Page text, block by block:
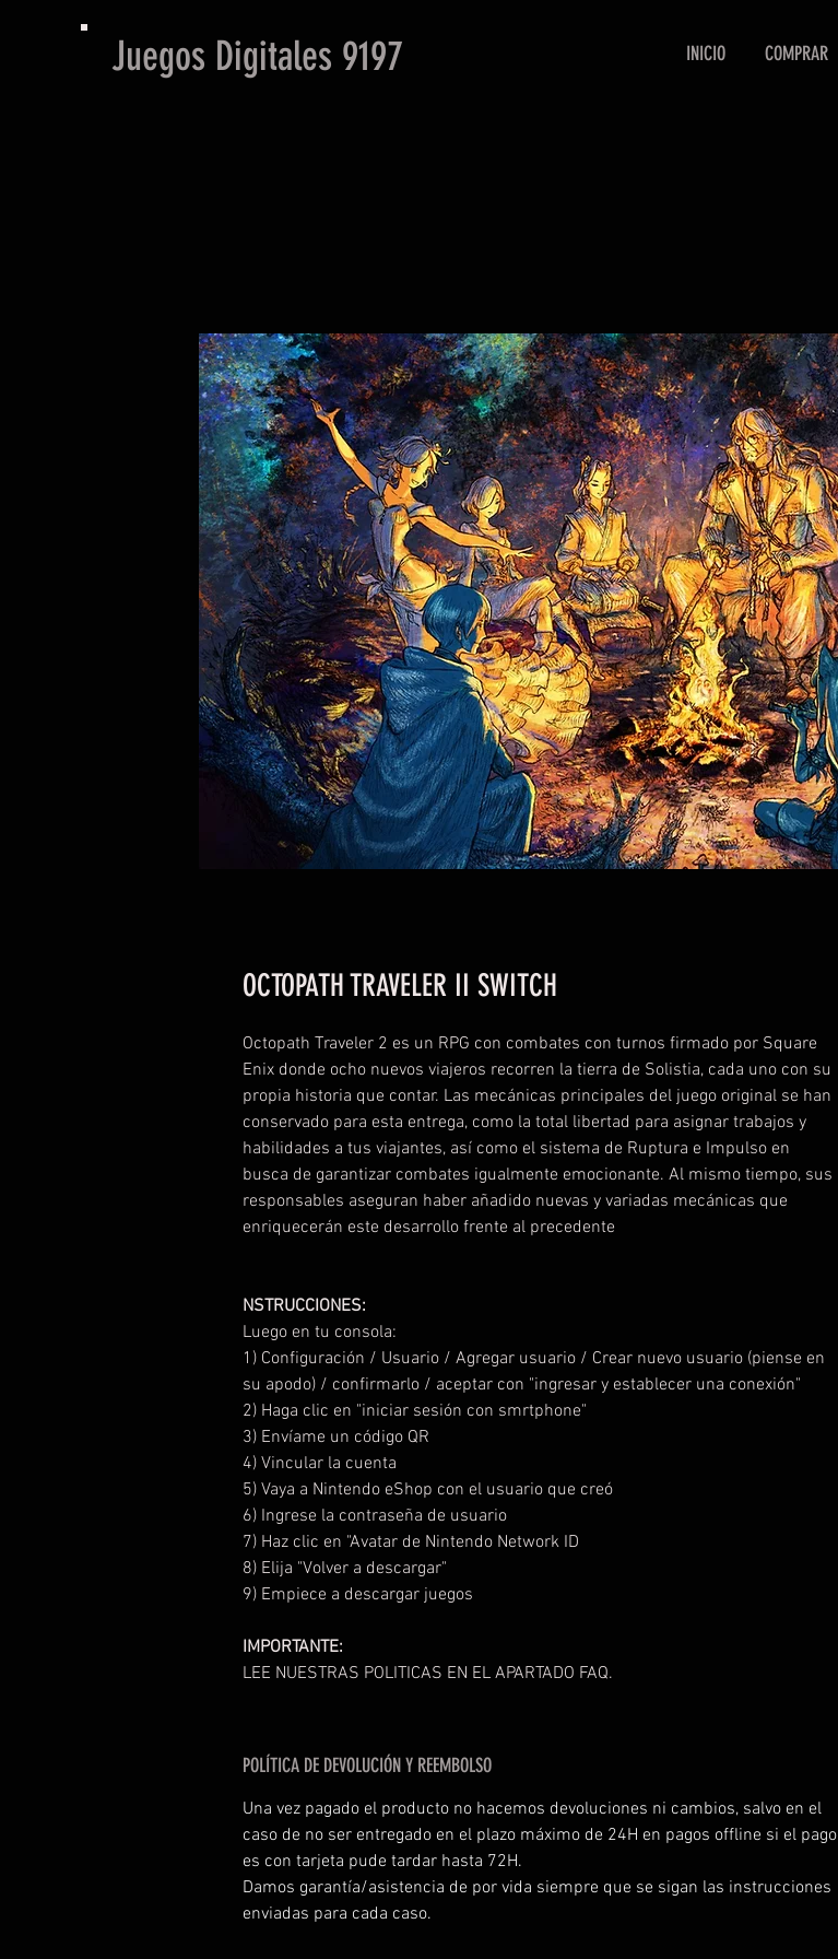
Juegos Digitales 9197 INICIO COMPRAR
OCTOPATH TRAVELER II SWITCH
Octopath Traveler 2 es un RPG con combates con turnos firmado por Square
Enix donde ocho nuevos viajeros recorren la tierra de Solistia, cada uno con su
propia historia que contar. Las mecánicas principales del juego original se han
conservado para esta entrega, como la total libertad para asignar trabajos y
habilidades a tus viajantes, así como el sistema de Ruptura e Impulso en
busca de garantizar combates igualmente emocionante. Al mismo tiempo, sus
responsables aseguran haber añadido nuevas y variadas mecánicas que
enriquecerán este desarrollo frente al precedente
NSTRUCCIONES:
Luego en tu consola:
1) Configuración / Usuario / Agregar usuario / Crear nuevo usuario (piense en
su apodo) / confirmarlo / aceptar con "ingresar y establecer una conexión"
2) Haga clic en "iniciar sesión con smrtphone"
3) Envíame un código QR
4) Vincular la cuenta
5) Vaya a Nintendo eShop con el usuario que creó
6) Ingrese la contraseña de usuario
7) Haz clic en "Avatar de Nintendo Network ID
8) Elija "Volver a descargar"
9) Empiece a descargar juegos
IMPORTANTE:
LEE NUESTRAS POLITICAS EN EL APARTADO FAQ.
POLÍTICA DE DEVOLUCIÓN Y REEMBOLSO
Una vez pagado el producto no hacemos devoluciones ni cambios, salvo en el
caso de no ser entregado en el plazo máximo de 24H en pagos offline si el pago
es con tarjeta pude tardar hasta 72H.
Damos garantía/asistencia de por vida siempre que se sigan las instrucciones
enviadas para cada caso.